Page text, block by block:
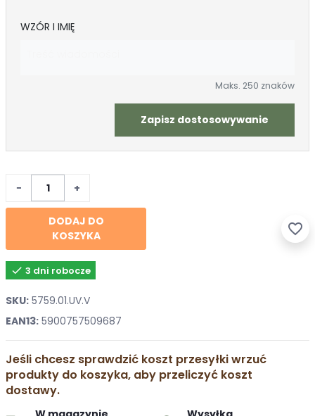
WZÓR I IMIĘ
Maks. 250 znaków
Zapisz dostosowywanie
− +
DODAJ DO
KOSZYKA
favorite_border
 3 dni robocze
SKU: 5759.01.UV.V
EAN13: 5900757509687
Jeśli chcesz sprawdzić koszt przesyłki wrzuć
produkty do koszyka, aby przeliczyć koszt
dostawy.